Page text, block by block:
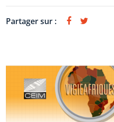
Partager sur :